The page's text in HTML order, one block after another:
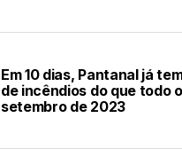
Em 10 dias, Pantanal já
de incêndios do que todo
setembro de 2023